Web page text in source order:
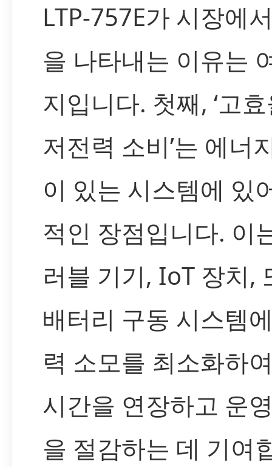
LTP-757E가 시장에
을 나타내는 이유는
지입니다. 첫째, ‘고
저전력 소비’는 에너
이 있는 시스템에 있
적인 장점입니다. 이
러블 기기, IoT 장치,
배터리 구동 시스템
력 소모를 최소화하
시간을 연장하고 운
을 절감하는 데 기여